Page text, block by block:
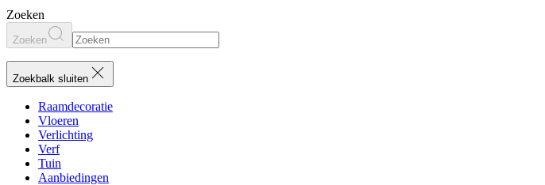
Zoeken
Zoeken
Zoekbalk sluiten
Raamdecoratie
Vloeren
Verlichting
Verf
Tuin
Aanbiedingen